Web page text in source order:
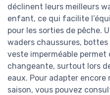
déclinent leurs meilleurs
enfant, ce qui facilite
pour les sorties de pêche.
waders chaussures,
veste imperméable
changeante, surtout lors
eaux. Pour adapter
saison, vous pouvez